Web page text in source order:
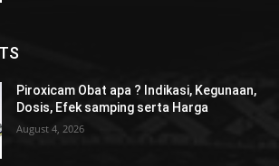
Piroxicam Obat apa ? Indikasi, Kegunaan,
Dosis, Efek samping serta Harga
August 4, 2026